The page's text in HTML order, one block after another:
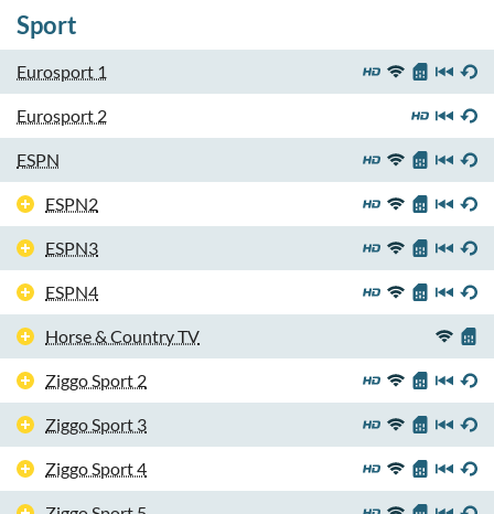
Sport
Eurosport 1
Eurosport 2
ESPN
ESPN2
ESPN3
ESPN4
Horse & Country TV
Ziggo Sport 2
Ziggo Sport 3
Ziggo Sport 4